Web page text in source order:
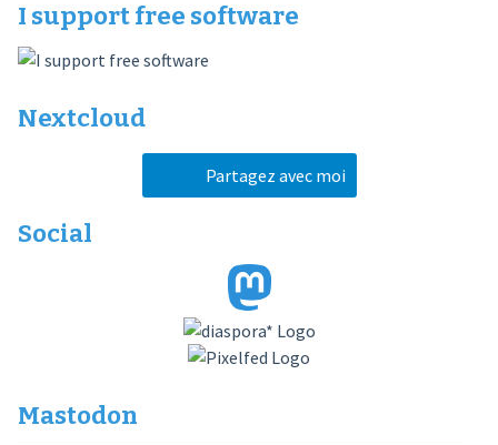
I support free software
Nextcloud
Partagez avec moi
Social
Mastodon